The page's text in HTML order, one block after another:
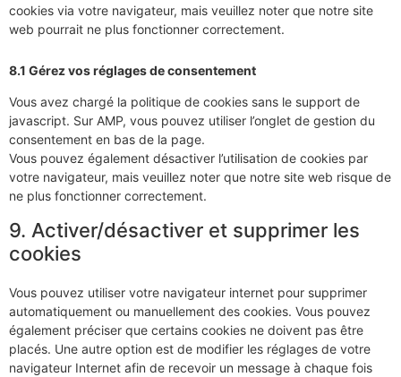
cookies via votre navigateur, mais veuillez noter que notre site
web pourrait ne plus fonctionner correctement.
8.1 Gérez vos réglages de consentement
Vous avez chargé la politique de cookies sans le support de
javascript. Sur AMP, vous pouvez utiliser l’onglet de gestion du
consentement en bas de la page.
Vous pouvez également désactiver l’utilisation de cookies par
votre navigateur, mais veuillez noter que notre site web risque de
ne plus fonctionner correctement.
9. Activer/désactiver et supprimer les
cookies
Vous pouvez utiliser votre navigateur internet pour supprimer
automatiquement ou manuellement des cookies. Vous pouvez
également préciser que certains cookies ne doivent pas être
placés. Une autre option est de modifier les réglages de votre
navigateur Internet afin de recevoir un message à chaque fois